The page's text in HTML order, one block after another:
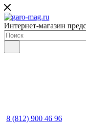
Интернет-магазин
8 (812) 900 46 96